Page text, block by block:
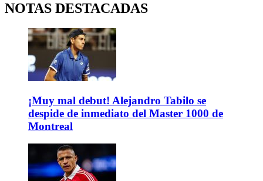
NOTAS DESTACADAS
¡Muy mal debut! Alejandro Tabilo se
despide de inmediato del Master 1000 de
Montreal